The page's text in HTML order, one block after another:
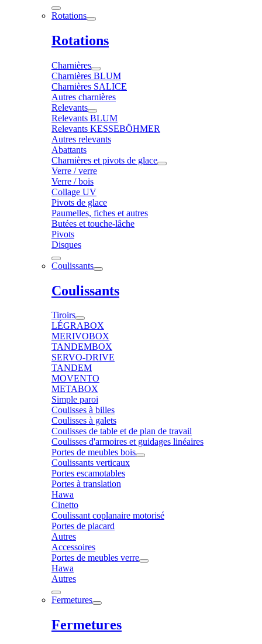
Rotations
Rotations
Charnières
Charnières BLUM
Charnières SALICE
Autres charnières
Relevants
Relevants BLUM
Relevants KESSEBÖHMER
Autres relevants
Abattants
Charnières et pivots de glace
Verre / verre
Verre / bois
Collage UV
Pivots de glace
Paumelles, fiches et autres
Butées et touche-lâche
Pivots
Disques
Coulissants
Coulissants
Tiroirs
LÉGRABOX
MERIVOBOX
TANDEMBOX
SERVO-DRIVE
TANDEM
MOVENTO
METABOX
Simple paroi
Coulisses à billes
Coulisses à galets
Coulisses de table et de plan de travail
Coulisses d'armoires et guidages linéaires
Portes de meubles bois
Coulissants verticaux
Portes escamotables
Portes à translation
Hawa
Cinetto
Coulissant coplanaire motorisé
Portes de placard
Autres
Accessoires
Portes de meubles verre
Hawa
Autres
Fermetures
Fermetures